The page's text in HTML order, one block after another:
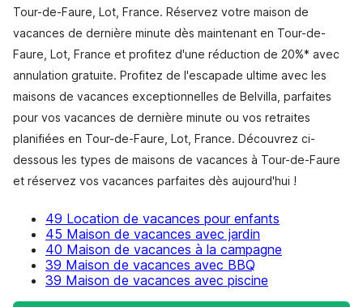
Tour-de-Faure, Lot, France. Réservez votre maison de
vacances de dernière minute dès maintenant en Tour-de-
Faure, Lot, France et profitez d'une réduction de 20%* avec
annulation gratuite. Profitez de l'escapade ultime avec les
maisons de vacances exceptionnelles de Belvilla, parfaites
pour vos vacances de dernière minute ou vos retraites
planifiées en Tour-de-Faure, Lot, France. Découvrez ci-
dessous les types de maisons de vacances à Tour-de-Faure
et réservez vos vacances parfaites dès aujourd'hui !
49 Location de vacances pour enfants
45 Maison de vacances avec jardin
40 Maison de vacances à la campagne
39 Maison de vacances avec BBQ
39 Maison de vacances avec piscine